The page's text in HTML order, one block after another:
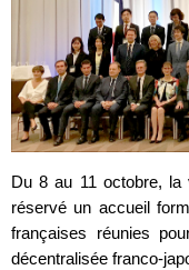
Du 8 au 11 octobre,
réservé un accueil
françaises réunies
décentralisée franco-